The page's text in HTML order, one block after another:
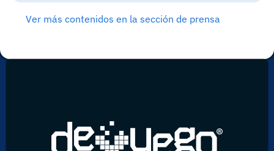
Ver más contenidos en la sección de prensa